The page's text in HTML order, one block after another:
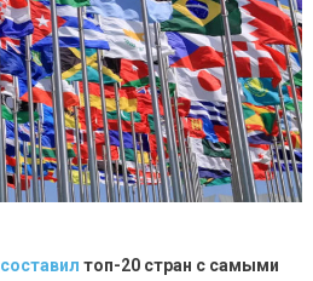
хорошим
налоговым
климатом
составил топ-20 стран с самыми